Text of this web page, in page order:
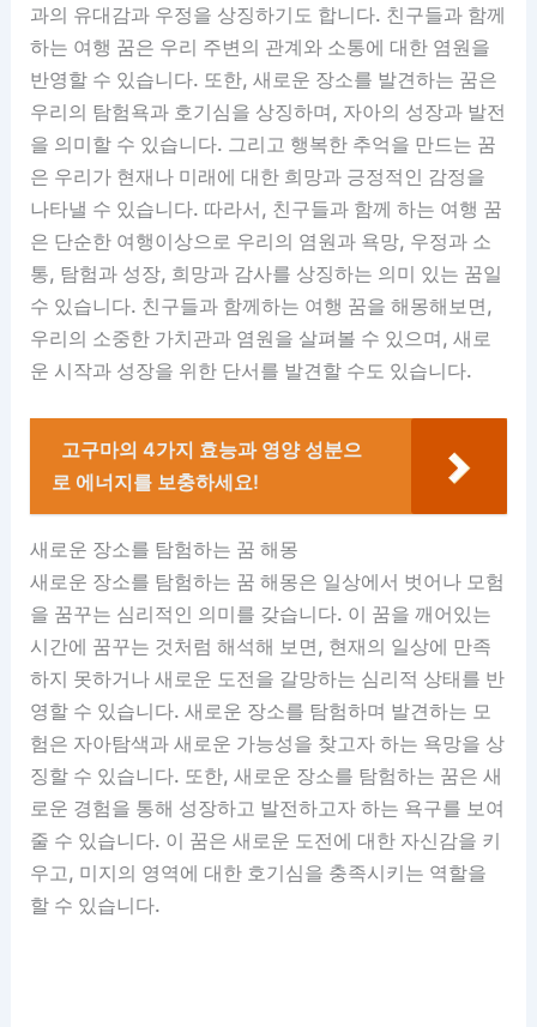
과의 유대감과 우정을 상징하기도 합니다. 친구들과 함께
하는 여행 꿈은 우리 주변의 관계와 소통에 대한 염원을
반영할 수 있습니다. 또한, 새로운 장소를 발견하는 꿈은
우리의 탐험욕과 호기심을 상징하며, 자아의 성장과 발전
을 의미할 수 있습니다. 그리고 행복한 추억을 만드는 꿈
은 우리가 현재나 미래에 대한 희망과 긍정적인 감정을
나타낼 수 있습니다. 따라서, 친구들과 함께 하는 여행 꿈
은 단순한 여행이상으로 우리의 염원과 욕망, 우정과 소
통, 탐험과 성장, 희망과 감사를 상징하는 의미 있는 꿈일
수 있습니다. 친구들과 함께하는 여행 꿈을 해몽해보면,
우리의 소중한 가치관과 염원을 살펴볼 수 있으며, 새로
운 시작과 성장을 위한 단서를 발견할 수도 있습니다.
고구마의 4가지 효능과 영양 성분으
로 에너지를 보충하세요!
새로운 장소를 탐험하는 꿈 해몽
새로운 장소를 탐험하는 꿈 해몽은 일상에서 벗어나 모험
을 꿈꾸는 심리적인 의미를 갖습니다. 이 꿈을 깨어있는
시간에 꿈꾸는 것처럼 해석해 보면, 현재의 일상에 만족
하지 못하거나 새로운 도전을 갈망하는 심리적 상태를 반
영할 수 있습니다. 새로운 장소를 탐험하며 발견하는 모
험은 자아탐색과 새로운 가능성을 찾고자 하는 욕망을 상
징할 수 있습니다. 또한, 새로운 장소를 탐험하는 꿈은 새
로운 경험을 통해 성장하고 발전하고자 하는 욕구를 보여
줄 수 있습니다. 이 꿈은 새로운 도전에 대한 자신감을 키
우고, 미지의 영역에 대한 호기심을 충족시키는 역할을
할 수 있습니다.